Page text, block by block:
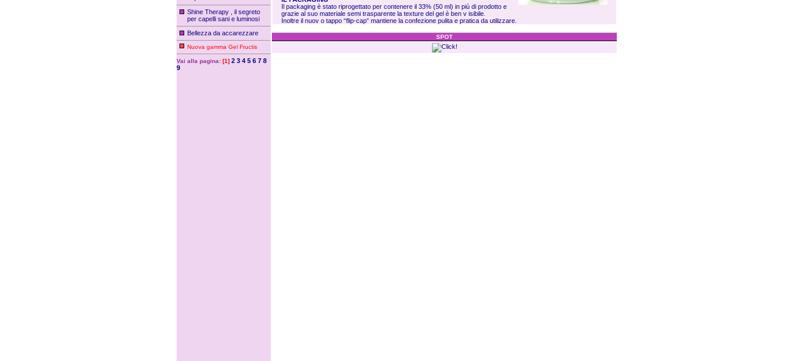
Shine Therapy , il segreto
per capelli sani e luminosi
Bellezza da accarezzare
Nuova gamma Gel Fructis
Vai alla pagina: [1] 2 3 4 5 6 7 8
9
Il packaging è stato riprogettato per contenere il 33% (50 ml) in più di prodotto e
grazie al suo materiale semi trasparente la texture del gel è ben v isibile.
Inoltre il nuov o tappo “flip-cap” mantiene la confezione pulita e pratica da utilizzare.
SPOT